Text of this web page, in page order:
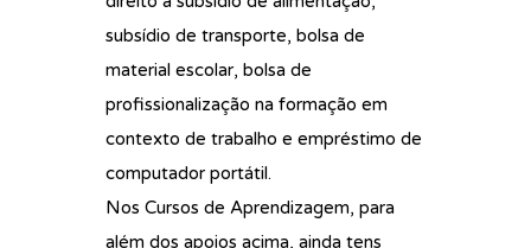
subsídio de transporte, bolsa de
material escolar, bolsa de
profissionalização na formação em
contexto de trabalho e empréstimo de
computador portátil.
Nos Cursos de Aprendizagem, para
além dos apoios acima, ainda tens